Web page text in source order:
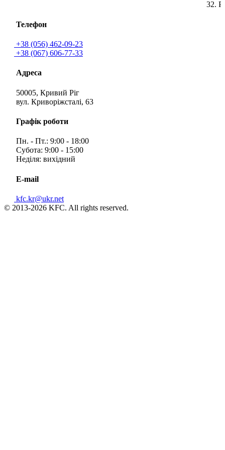
32.
Телефон
+38 (056) 462-09-23
+38 (067) 606-77-33
Адреса
50005, Кривий Ріг
вул. Криворіжсталі, 63
Графік роботи
Пн. - Пт.: 9:00 - 18:00
Субота: 9:00 - 15:00
Неділя: вихідний
E-mail
kfc.kr@ukr.net
© 2013-2026 KFC. All rights reserved.